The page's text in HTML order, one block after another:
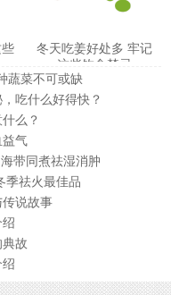
冬天吃姜好处多 牢记
这些饮食禁忌
蔬菜不可或缺
吃什么好得快？
么？
益气
带同煮祛湿消肿
季祛火最佳品
说故事
故